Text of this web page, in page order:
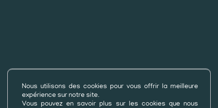
©2026Camping les Rives du LacparGeek Tonic-
Mentions légales-Politique de confidentialité
Nous utilisons des cookies pour vous offrir la meilleure
expérience sur notre site.
Vous pouvez en savoir plus sur les cookies que nous